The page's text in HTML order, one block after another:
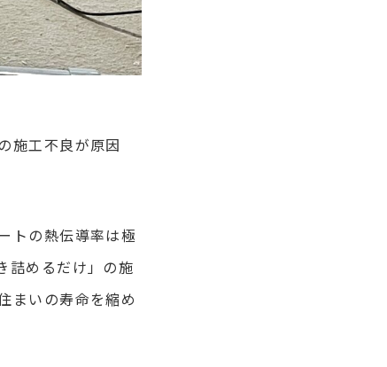
施工不良が原因
トの熱伝導率は極
詰めるだけ」の施
まいの寿命を縮め